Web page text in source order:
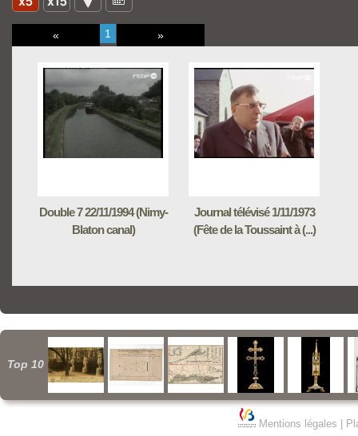
« 1 »
Double 7 22/11/1994 (Nimy-
Blaton canal)
Journal télévisé 1/11/1973
(Fête de la Toussaint à (...)
Top 10
Mentions légales